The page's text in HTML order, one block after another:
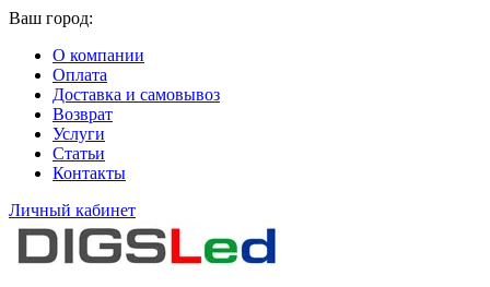
Ваш город:
О компании
Оплата
Доставка и самовывоз
Возврат
Услуги
Статьи
Контакты
Личный кабинет